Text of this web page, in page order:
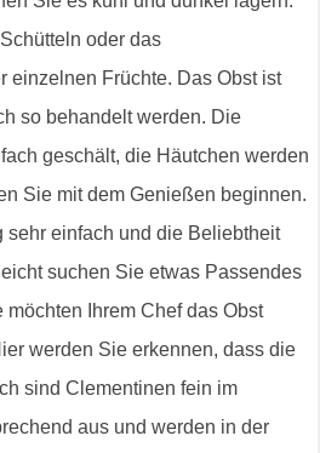
oder das
einzelnen Früchte. Das Obst ist
so behandelt werden. Die
geschält, die Häutchen werden
Sie mit dem Genießen beginnen.
sehr einfach und die Beliebtheit
suchen Sie etwas Passendes
Ihrem Chef das Obst
werden Sie erkennen, dass die
sind Clementinen fein im
aus und werden in der